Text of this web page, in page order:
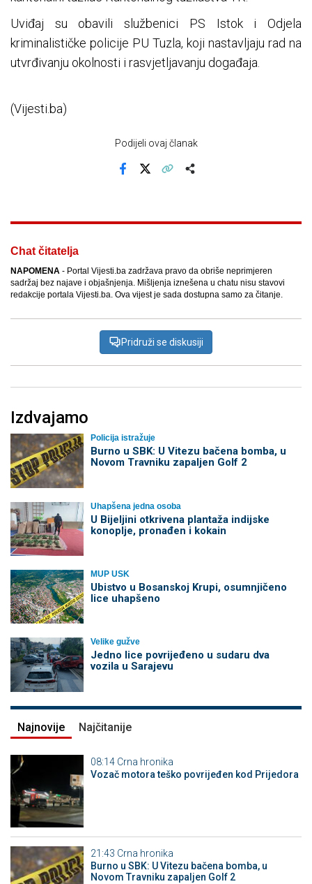
Uviđaj su obavili službenici PS Istok i Odjela
kriminalističke policije PU Tuzla, koji nastavljaju rad na
utvrđivanju okolnosti i rasvjetljavanju događaja.
(Vijesti.ba)
Podijeli ovaj članak
Chat čitatelja
NAPOMENA - Portal Vijesti.ba zadržava pravo da obriše neprimjeren
sadržaj bez najave i objašnjenja. Mišljenja iznešena u chatu nisu stavovi
redakcije portala Vijesti.ba. Ova vijest je sada dostupna samo za čitanje.
Pridruži se diskusiji
Izdvajamo
Policija istražuje
Burno u SBK: U Vitezu bačena bomba, u
Novom Travniku zapaljen Golf 2
Uhapšena jedna osoba
​U Bijeljini otkrivena plantaža indijske
konoplje, pronađen i kokain
MUP USK
Ubistvo u Bosanskoj Krupi, osumnjičeno
lice uhapšeno
Velike gužve
Јedno lice povrijeđeno u sudaru dva
vozila u Sarajevu
Najnovije Najčitanije
08:14 Crna hronika
Vozač motora teško povrijeđen kod Prijedora
21:43 Crna hronika
Burno u SBK: U Vitezu bačena bomba, u
Novom Travniku zapaljen Golf 2